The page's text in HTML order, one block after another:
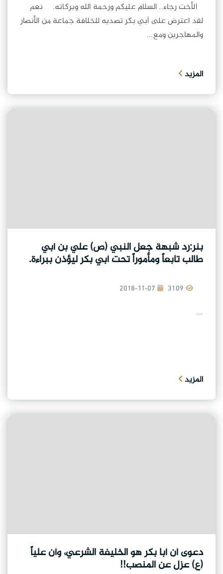
الأخت رجاء.. السلام عليكم ورحمة الله وبركاته. نعم
لقد اعترض على أبي بكر تصديه للخلافة جماعة من الأنصار
والمهاجرين ومع...
المزيد
بنر:رد شبهة جعل النبي (ص) علي بن أبي
طالب تابعاً ومأموراً تحت أبي بكر ليؤذن ببراءة.
2018-11-07
...
المزيد
دعوى أن أبا بكر هو الخليفة الشرعي، وأن علياً
(ع) عزل عن المنصب!!